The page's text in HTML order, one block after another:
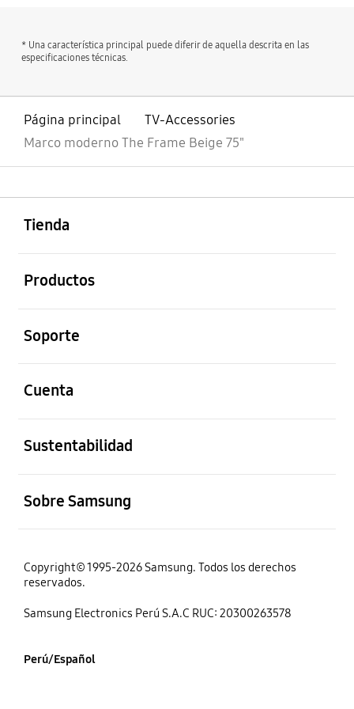
* Una característica principal puede diferir de aquella descrita en las
especificaciones técnicas.
Página principal
TV-Accessories
Marco moderno The Frame Beige 75"
Tienda
Productos
Soporte
Cuenta
Sustentabilidad
Sobre Samsung
Copyright© 1995-2026 Samsung. Todos los derechos
reservados.
Samsung Electronics Perú S.A.C RUC: 20300263578
Perú/Español